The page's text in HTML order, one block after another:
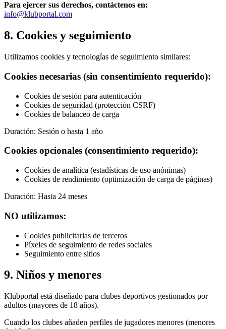
Para ejercer sus derechos, contáctenos en:
info@klubportal.com
8. Cookies y seguimiento
Utilizamos cookies y tecnologías de seguimiento similares:
Cookies necesarias (sin consentimiento requerido):
Cookies de sesión para autenticación
Cookies de seguridad (protección CSRF)
Cookies de balanceo de carga
Duración: Sesión o hasta 1 año
Cookies opcionales (consentimiento requerido):
Cookies de analítica (estadísticas de uso anónimas)
Cookies de rendimiento (optimización de carga de páginas)
Duración: Hasta 24 meses
NO utilizamos:
Cookies publicitarias de terceros
Píxeles de seguimiento de redes sociales
Seguimiento entre sitios
9. Niños y menores
Klubportal está diseñado para clubes deportivos gestionados por
adultos (mayores de 18 años).
Cuando los clubes añaden perfiles de jugadores menores (menores